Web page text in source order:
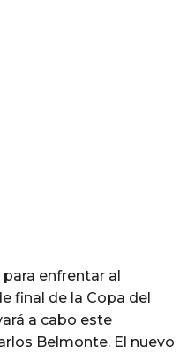
enfrentar al
final de la Copa del
a cabo este
Belmonte. El nuevo